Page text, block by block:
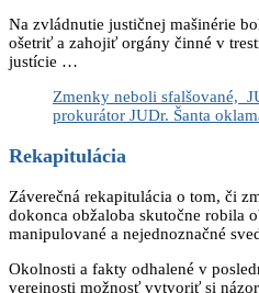
Na zvládnutie justičnej mašinérie
ošetriť a zahojiť orgány činné v
justície …
Zmenky neboli sfalšované,
prokurátor JUDr. Šanta
Rekapitulácia
Záverečná rekapitulácia o tom, či
dokonca obžaloba skutočne robila
manipulované a nejednoznačné
Okolnosti a fakty odhalené v
verejnosti možnosť vytvoriť si